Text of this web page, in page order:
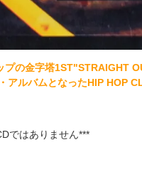
の金字塔1ST"STRAIGHT
アルバムとなったHIP HOP
ではありません***